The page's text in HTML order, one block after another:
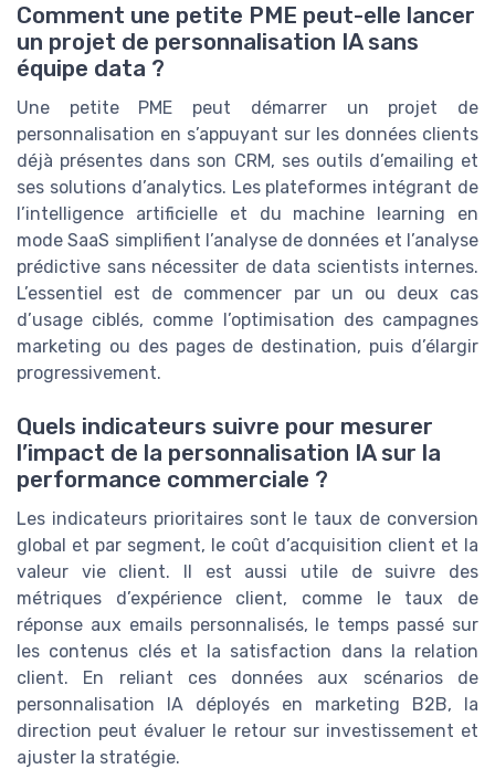
Comment une petite PME peut-elle lancer
un projet de personnalisation IA sans
équipe data ?
Une petite PME peut démarrer un projet de
personnalisation en s’appuyant sur les données clients
déjà présentes dans son CRM, ses outils d’emailing et
ses solutions d’analytics. Les plateformes intégrant de
l’intelligence artificielle et du machine learning en
mode SaaS simplifient l’analyse de données et l’analyse
prédictive sans nécessiter de data scientists internes.
L’essentiel est de commencer par un ou deux cas
d’usage ciblés, comme l’optimisation des campagnes
marketing ou des pages de destination, puis d’élargir
progressivement.
Quels indicateurs suivre pour mesurer
l’impact de la personnalisation IA sur la
performance commerciale ?
Les indicateurs prioritaires sont le taux de conversion
global et par segment, le coût d’acquisition client et la
valeur vie client. Il est aussi utile de suivre des
métriques d’expérience client, comme le taux de
réponse aux emails personnalisés, le temps passé sur
les contenus clés et la satisfaction dans la relation
client. En reliant ces données aux scénarios de
personnalisation IA déployés en marketing B2B, la
direction peut évaluer le retour sur investissement et
ajuster la stratégie.